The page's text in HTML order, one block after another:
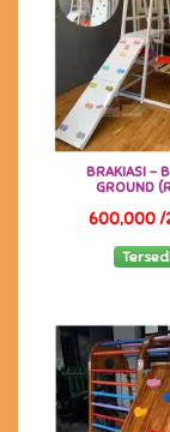
BRAKIASI -
GROUND
600,000 /